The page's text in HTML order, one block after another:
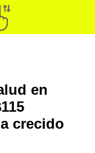
en
crecido